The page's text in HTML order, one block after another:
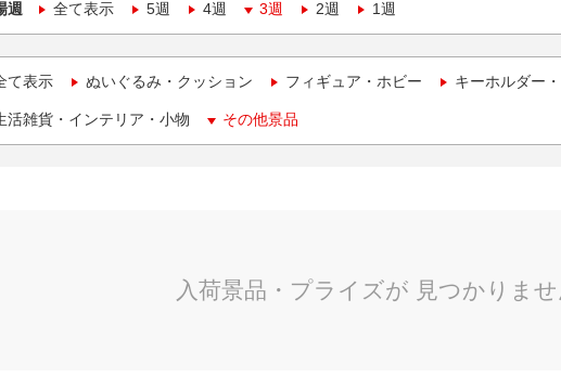
週 全て表示 5週 4週 3週 2週 1週
て表示 ぬいぐるみ・クッション フィギュア・ホビー キーホルダー
活雑貨・インテリア・小物 その他景品